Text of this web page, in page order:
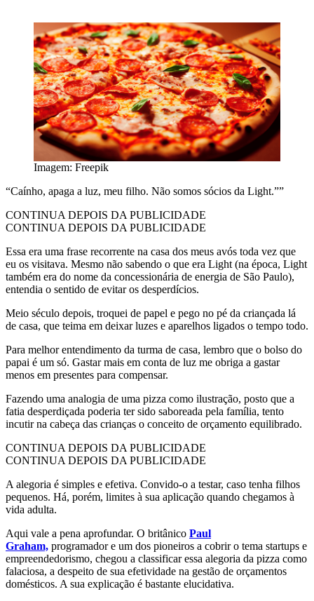
Imagem: Freepik
“Caínho, apaga a luz, meu filho. Não somos sócios da Light.””
CONTINUA DEPOIS DA PUBLICIDADE
CONTINUA DEPOIS DA PUBLICIDADE
Essa era uma frase recorrente na casa dos meus avós toda vez que
eu os visitava. Mesmo não sabendo o que era Light (na época, Light
também era do nome da concessionária de energia de São Paulo),
entendia o sentido de evitar os desperdícios.
Meio século depois, troquei de papel e pego no pé da criançada lá
de casa, que teima em deixar luzes e aparelhos ligados o tempo todo.
Para melhor entendimento da turma de casa, lembro que o bolso do
papai é um só. Gastar mais em conta de luz me obriga a gastar
menos em presentes para compensar.
Fazendo uma analogia de uma pizza como ilustração, posto que a
fatia desperdiçada poderia ter sido saboreada pela família, tento
incutir na cabeça das crianças o conceito de orçamento equilibrado.
CONTINUA DEPOIS DA PUBLICIDADE
CONTINUA DEPOIS DA PUBLICIDADE
A alegoria é simples e efetiva. Convido-o a testar, caso tenha filhos
pequenos. Há, porém, limites à sua aplicação quando chegamos à
vida adulta.
Aqui vale a pena aprofundar. O britânico Paul
Graham, programador e um dos pioneiros a cobrir o tema startups e
empreendedorismo, chegou a classificar essa alegoria da pizza como
falaciosa, a despeito de sua efetividade na gestão de orçamentos
domésticos. A sua explicação é bastante elucidativa.